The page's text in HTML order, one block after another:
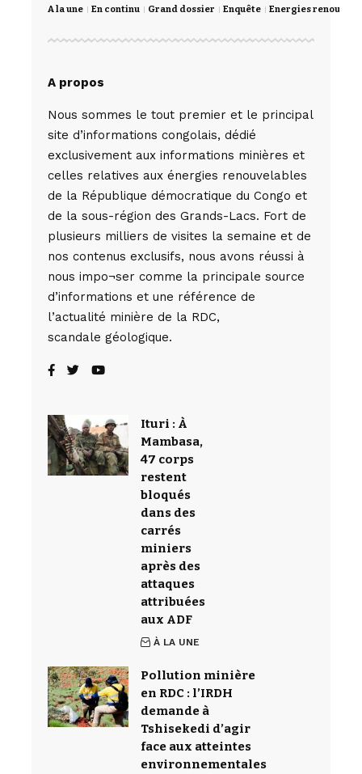
A la une En continu Grand dossier Enquête Energies
A propos
Nous sommes le tout premier et le principal
site d’informations congolais, dédié
exclusivement aux informations minières et
celles relatives aux énergies renouvelables
de la République démocratique du Congo et
de la sous-région des Grands-Lacs. Fort de
plusieurs milliers de visites la semaine et de
nos contenus exclusifs, nous avons réussi à
nous impo¬ser comme la principale source
d’informations et une référence de
l’actualité minière de la RDC,
scandale géologique.
Ituri : À
Mambasa,
47 corps
restent
bloqués
dans des
carrés
miniers
après des
attaques
attribuées
aux ADF
À LA UNE
Pollution minière
en RDC : l’IRDH
demande à
Tshisekedi d’agir
face aux atteintes
environnementales